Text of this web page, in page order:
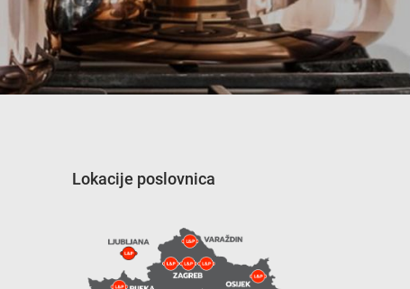
Lokacije poslovnica